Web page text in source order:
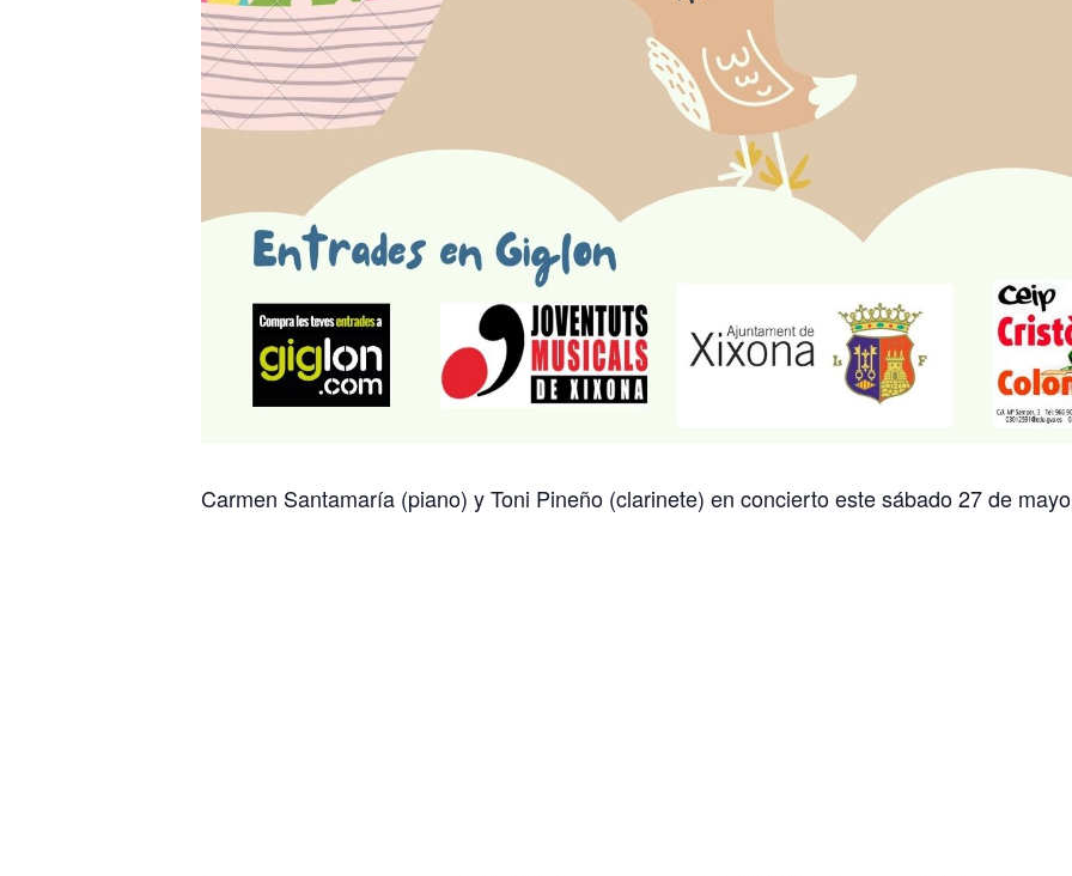
Carmen Santamaría (piano) y Toni Pineño (clarinete) en concierto este sábado 27 de